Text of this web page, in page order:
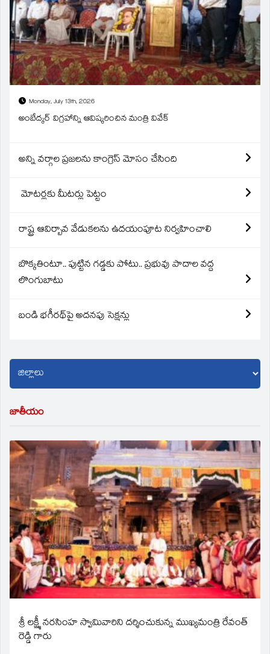
Monday, July 13th, 2026
అంబేద్కర్ విగ్రహాన్ని ఆవిష్కరించిన మంత్రి వివేక్
అన్ని వర్గాల ప్రజలను కాంగ్రెస్ మోసం చేసింది
మోటర్లకు మీటర్లు పెట్టం
రాష్ట్ర ఆవిర్బావ వేడుకలను ఉదయంపూట నిర్వహించాలి
బొక్కతింటూ.. పుట్టిన గడ్డకు పోటు.. ప్రభువు పాదాల వద్ద
లొంగుబాటు
బండి భగీరథ్‌పై అదనపు సెక్షన్లు
జాతీయం
శ్రీ లక్ష్మీ నరసింహ స్వామివారిని దర్శించుకున్న ముఖ్యమంత్రి రేవంత్
రెడ్డి గారు